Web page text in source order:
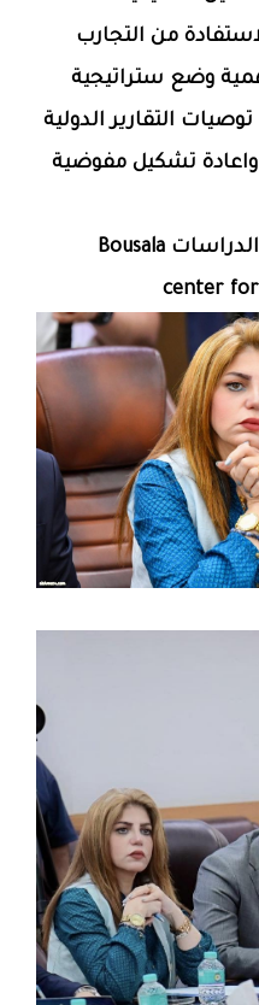
من التجارب
وضع ستراتيجية
التقارير الدولية
تشكيل مفوضية
مركز البوصلة للحوار والدراسات Bousala
center for